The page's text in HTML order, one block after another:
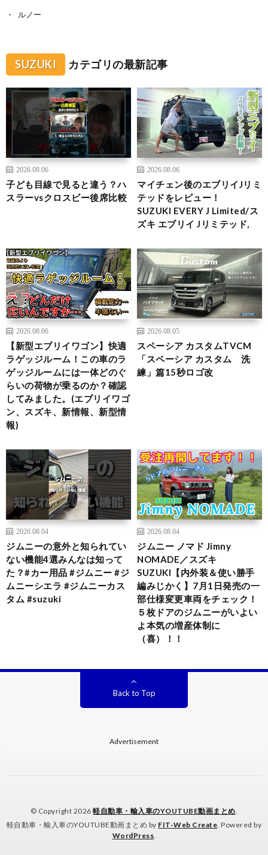
ルノー
SUZUKI カテゴリの最新記事
2026.08.06
子ども目線で見ると違う？ハ
スラーvsクロスビー後席比較
2026.08.06
マイチェン後のエブリイJリミ
テッドをレビュー！
SUZUKI EVERY J Limited/ス
ズキ エブリイ Jリミテッド,
2026.08.06
【新型エブリイワゴン】快適
ラゲッジルーム！この車のラ
ゲッジルームには一体どのぐ
らいの荷物が乗るのか？確認
してみました。(エブリイワゴ
ン、スズキ、新情報、新型情
報)
2026.08.05
スペーシア カスタムTVCM
「スペーシア カスタム 洗
練」篇15秒ロゴ改
2026.08.04
ジムニーの意外と知られてい
ない機能4選みんなは知って
た？#カー用品 #ジムニー #ジ
ムニーシエラ #ジムニーカス
タム #suzuki
2026.08.04
ジムニー ノマド Jimny
NOMADE／スズキ
SUZUKI【内外装＆使い勝手
編みじかく】7月1日発売の一
部仕様変更車両をチェック！
５枚ドアのジムニーがいよい
よ本気の増産体制に
（喜）！！
Back to Top
Advertisement
© Copyright 2026軽自動車・輸入車のYOUTUBE動画まとめ.
軽自動車・輸入車のYOUTUBE動画まとめ by FIT-Web Create. Powered by
WordPress.